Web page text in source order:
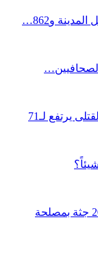
الصحافيين…
ارتفاع حصيلة ضحايا محاولة اقتحام سبتة إلى 20 جثة بمصلحة